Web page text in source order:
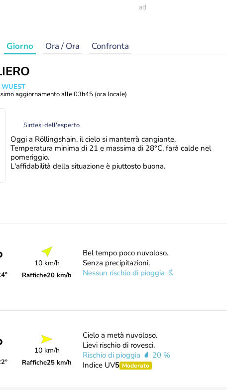
Giorno Ora / Ora Confronta
aggiornamento alle03h45 (ora locale)
Sintesi dell'esperto
Oggi a Röllingshain, il cielo si manterrà cangiante.
Temperatura minima di 21 e massima di 28°C, farà calde nel
pomeriggio.
L'affidabilità della situazione è piuttosto buona.
10 km/h
Raffiche20 km/h
Bel tempo poco nuvoloso.
Senza precipitazioni.
Nessun rischio di pioggia
10 km/h
Raffiche25 km/h
Cielo a metà nuvoloso.
Lievi rischio di rovesci.
Rischio di pioggia
20 %
Indice UV5 Moderato